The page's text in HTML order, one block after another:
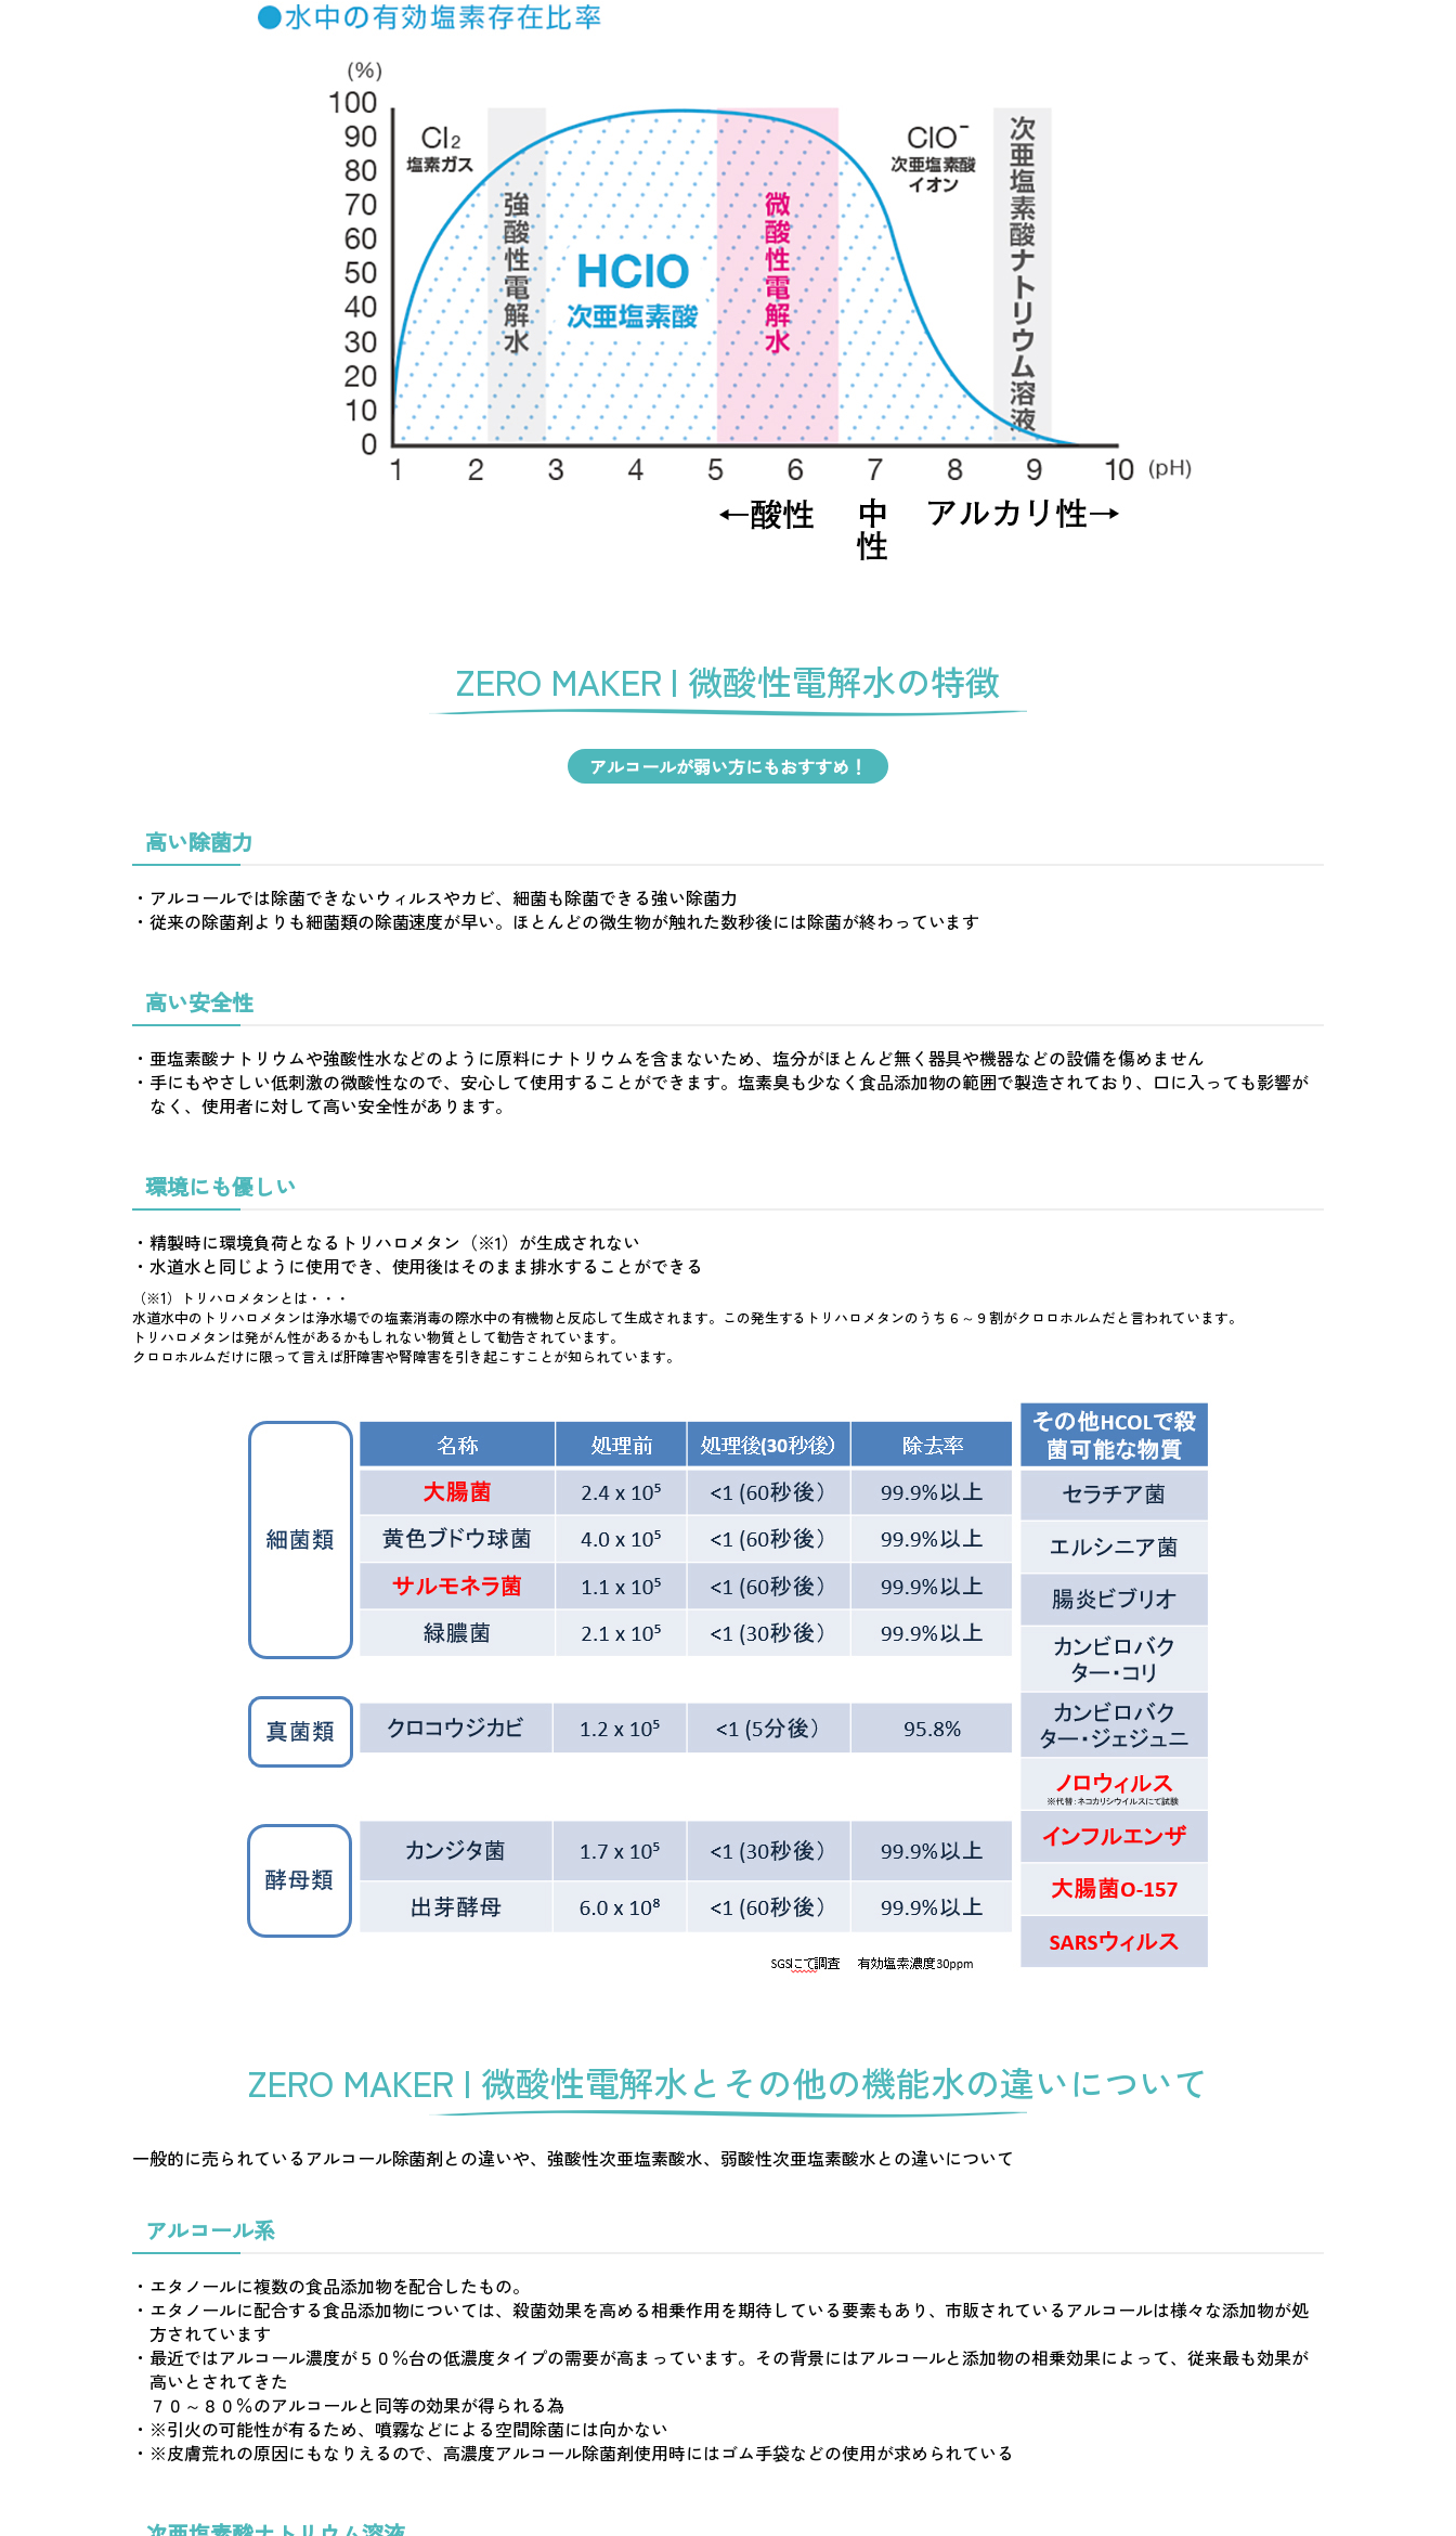
ZERO MAKER | 微酸性電解水の特徴
アルコールが弱い方にもおすすめ！
高い除菌力
・アルコールでは除菌できないウィルスやカビ、細菌も除菌できる強い除菌力
・従来の除菌剤よりも細菌類の除菌速度が早い。ほとんどの微生物が触れた数秒後には除菌が終わっています
高い安全性
・亜塩素酸ナトリウムや強酸性水などのように原料にナトリウムを含まないため、塩分がほとんど無く器具や機器などの設備を傷めません
・手にもやさしい低刺激の微酸性なので、安心して使用することができます。塩素臭も少なく食品添加物の範囲で製造されており、口に入っても影響が
なく、使用者に対して高い安全性があります。
環境にも優しい
・精製時に環境負荷となるトリハロメタン（※1）が生成されない
・水道水と同じように使用でき、使用後はそのまま排水することができる
（※1）トリハロメタンとは・・・
水道水中のトリハロメタンは浄水場での塩素消毒の際水中の有機物と反応して生成されます。この発生するトリハロメタンのうち６～９割がクロロホルムだと言われています。
トリハロメタンは発がん性があるかもしれない物質として勧告されています。
クロロホルムだけに限って言えば肝障害や腎障害を引き起こすことが知られています。
ZERO MAKER | 微酸性電解水とその他の機能水の違いについて
一般的に売られているアルコール除菌剤との違いや、強酸性次亜塩素酸水、弱酸性次亜塩素酸水との違いについて
アルコール系
・エタノールに複数の食品添加物を配合したもの。
・エタノールに配合する食品添加物については、殺菌効果を高める相乗作用を期待している要素もあり、市販されているアルコールは様々な添加物が処
方されています
・最近ではアルコール濃度が５０％台の低濃度タイプの需要が高まっています。その背景にはアルコールと添加物の相乗効果によって、従来最も効果が
高いとされてきた
７０～８０％のアルコールと同等の効果が得られる為
・※引火の可能性が有るため、噴霧などによる空間除菌には向かない
・※皮膚荒れの原因にもなりえるので、高濃度アルコール除菌剤使用時にはゴム手袋などの使用が求められている